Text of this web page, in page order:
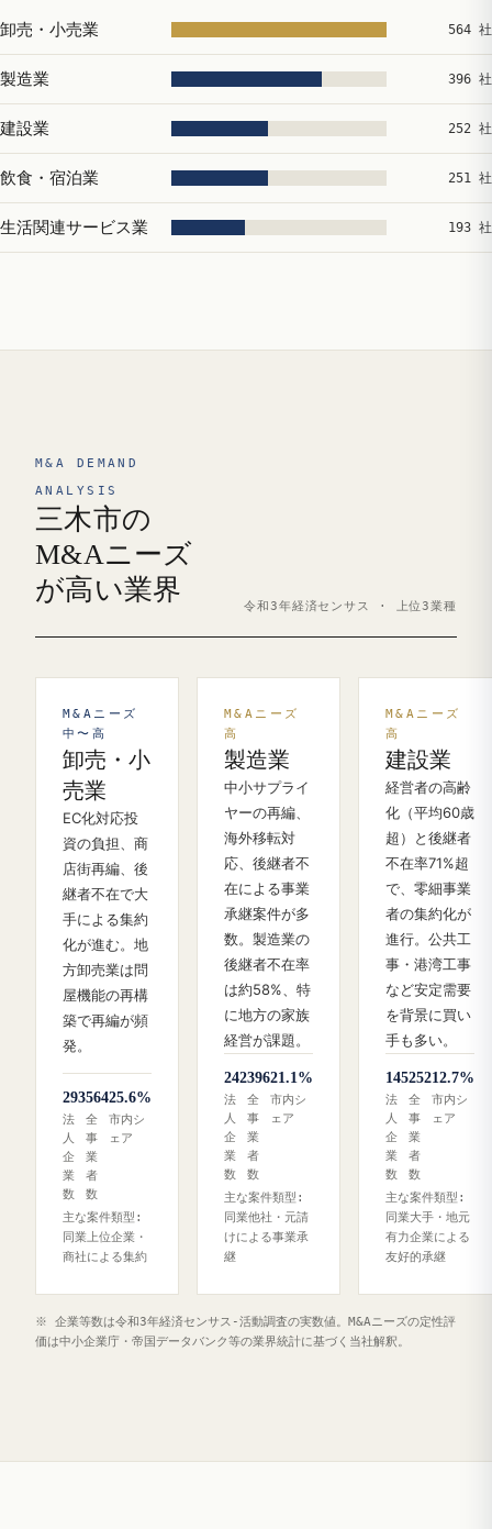
卸売・小売業 564 社
製造業 396 社
建設業 252 社
飲食・宿泊業 251 社
生活関連サービス業 193 社
M&A DEMAND
ANALYSIS
三木市の
M&Aニーズ
が高い業界
令和3年経済センサス · 上位3業種
M&Aニーズ
中〜高
卸売・小
売業
EC化対応投
資の負担、商
店街再編、後
継者不在で大
手による集約
化が進む。地
方卸売業は問
屋機能の再構
築で再編が頻
発。
293
法
人
企
業
数
564
全
事
業
者
数
25.6%
市内シ
ェア
主な案件類型:
同業上位企業・
商社による集約
M&Aニーズ
高
製造業
中小サプライ
ヤーの再編、
海外移転対
応、後継者不
在による事業
承継案件が多
数。製造業の
後継者不在率
は約58%、特
に地方の家族
経営が課題。
242
法
人
企
業
数
396
全
事
業
者
数
21.1%
市内シ
ェア
主な案件類型:
同業他社・元請
けによる事業承
継
M&Aニーズ
高
建設業
経営者の高齢
化（平均60歳
超）と後継者
不在率71%超
で、零細事業
者の集約化が
進行。公共工
事・港湾工事
など安定需要
を背景に買い
手も多い。
145
法
人
企
業
数
252
全
事
業
者
数
12.7%
市内シ
ェア
主な案件類型:
同業大手・地元
有力企業による
友好的承継
※ 企業等数は令和3年経済センサス‐活動調査の実数値。M&Aニーズの定性評
価は中小企業庁・帝国データバンク等の業界統計に基づく当社解釈。